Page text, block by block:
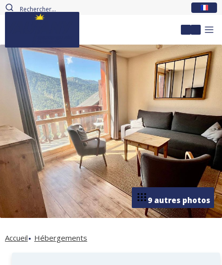
Mon
9 autres photos
Accueil Hébergements